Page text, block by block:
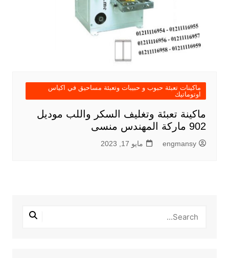
ماكينات تعبئة حبوب و حبيبات وتعبئة مساحيق في اكياس
اوتوماتيك
ماكينة تعبئة وتغليف السكر واللب موديل
902 ماركة المهندس منسى
engmansy مايو 17, 2023